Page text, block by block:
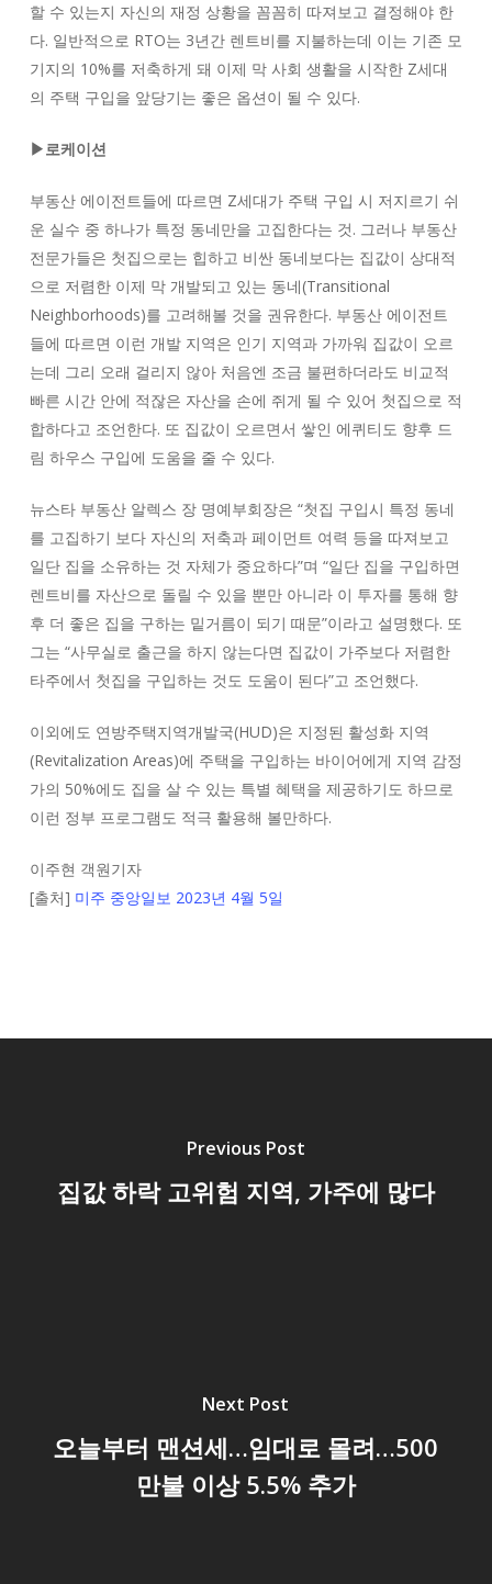
할 수 있는지 자신의 재정 상황을 꼼꼼히 따져보고 결정해야 한
다. 일반적으로 RTO는 3년간 렌트비를 지불하는데 이는 기존 모
기지의 10%를 저축하게 돼 이제 막 사회 생활을 시작한 Z세대
의 주택 구입을 앞당기는 좋은 옵션이 될 수 있다.
▶로케이션
부동산 에이전트들에 따르면 Z세대가 주택 구입 시 저지르기 쉬
운 실수 중 하나가 특정 동네만을 고집한다는 것. 그러나 부동산
전문가들은 첫집으로는 힙하고 비싼 동네보다는 집값이 상대적
으로 저렴한 이제 막 개발되고 있는 동네(Transitional
Neighborhoods)를 고려해볼 것을 권유한다. 부동산 에이전트
들에 따르면 이런 개발 지역은 인기 지역과 가까워 집값이 오르
는데 그리 오래 걸리지 않아 처음엔 조금 불편하더라도 비교적
빠른 시간 안에 적잖은 자산을 손에 쥐게 될 수 있어 첫집으로 적
합하다고 조언한다. 또 집값이 오르면서 쌓인 에퀴티도 향후 드
림 하우스 구입에 도움을 줄 수 있다.
뉴스타 부동산 알렉스 장 명예부회장은 “첫집 구입시 특정 동네
를 고집하기 보다 자신의 저축과 페이먼트 여력 등을 따져보고
일단 집을 소유하는 것 자체가 중요하다”며 “일단 집을 구입하면
렌트비를 자산으로 돌릴 수 있을 뿐만 아니라 이 투자를 통해 향
후 더 좋은 집을 구하는 밑거름이 되기 때문”이라고 설명했다. 또
그는 “사무실로 출근을 하지 않는다면 집값이 가주보다 저렴한
타주에서 첫집을 구입하는 것도 도움이 된다”고 조언했다.
이외에도 연방주택지역개발국(HUD)은 지정된 활성화 지역
(Revitalization Areas)에 주택을 구입하는 바이어에게 지역 감정
가의 50%에도 집을 살 수 있는 특별 혜택을 제공하기도 하므로
이런 정부 프로그램도 적극 활용해 볼만하다.
이주현 객원기자
[출처] 미주 중앙일보 2023년 4월 5일
Previous Post
집값 하락 고위험 지역, 가주에 많다
Next Post
오늘부터 맨션세…임대로 몰려…500
만불 이상 5.5% 추가